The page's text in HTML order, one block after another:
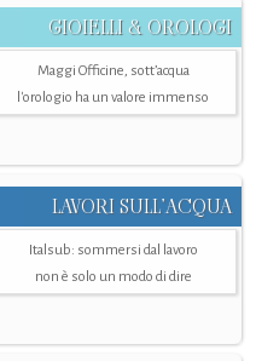
GIOIELLI & OROLOGI
Maggi Officine, sott’acqua
l'orologio ha un valore immenso
LAVORI SULL’ACQUA
Italsub: sommersi dal lavoro
non è solo un modo di dire